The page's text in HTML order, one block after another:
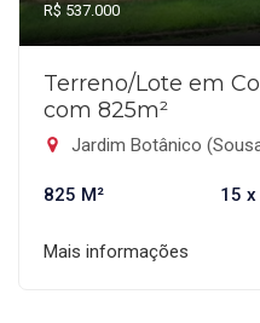
R$ 537.000
Terreno/Lote em
com 825m²
Jardim Botânico
825 M² 15
Mais informações